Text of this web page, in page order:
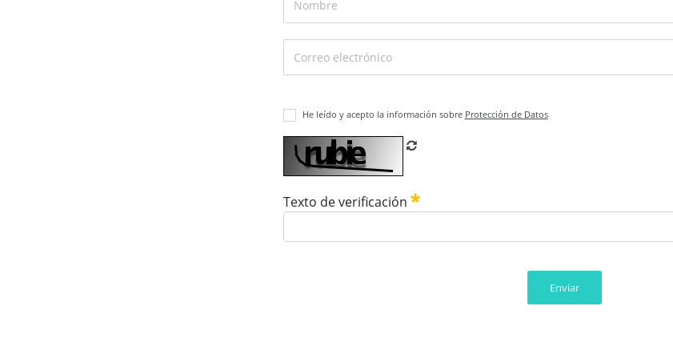
He leído y acepto la información sobre Protección de Datos
Refrescar CAPTCHA
Texto de verificación
Enviar